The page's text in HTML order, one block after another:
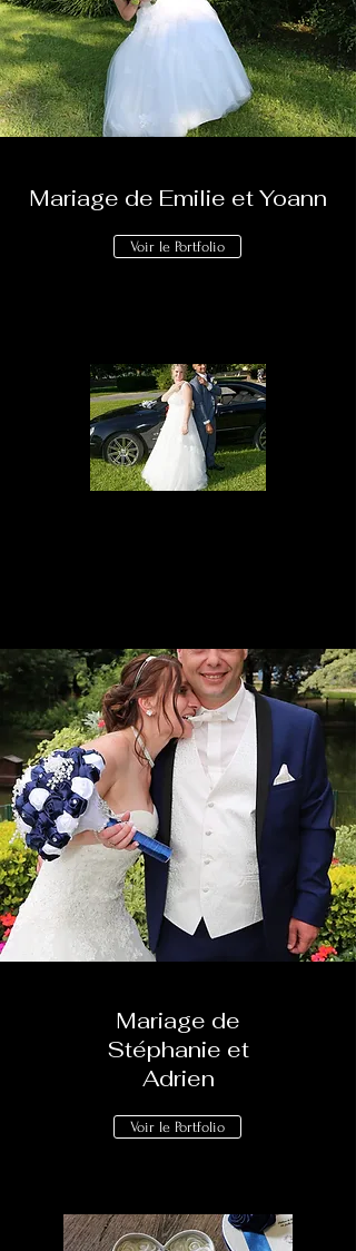
Mariage de Emilie et Yoann
Voir le Portfolio
Mariage de
Stéphanie et
Adrien
Voir le Portfolio